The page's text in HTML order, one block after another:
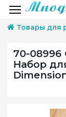
Товары для
70-08996
Набор